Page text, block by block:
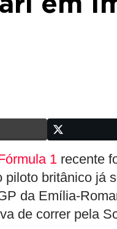
1 recente
piloto britânico já
da Emília-
de correr pela